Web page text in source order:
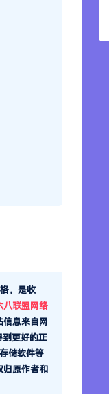
，是收
八联盟网络
信息来自网
到更好的正
储软件等
归原作者和